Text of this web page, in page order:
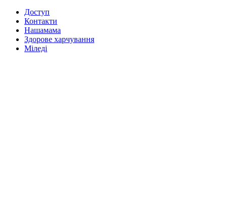
Доступ
Контакти
Нашамама
Здорове харчування
Міледі